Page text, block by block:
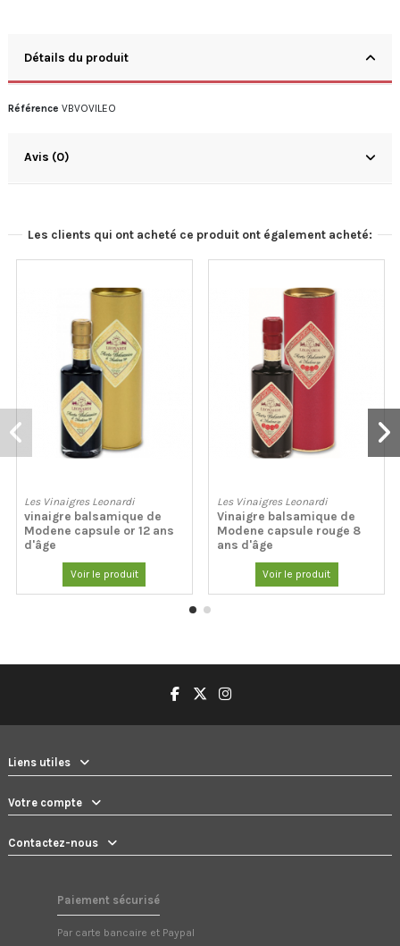
Détails du produit
Référence VBVOVILEO
Avis (0)
Les clients qui ont acheté ce produit ont également acheté:
Les Vinaigres Leonardi
vinaigre balsamique de
Modene capsule or 12 ans
d'âge
Voir le produit
Les Vinaigres Leonardi
Vinaigre balsamique de
Modene capsule rouge 8
ans d'âge
Voir le produit
Liens utiles
Votre compte
Contactez-nous
Paiement sécurisé
Par carte bancaire et Paypal